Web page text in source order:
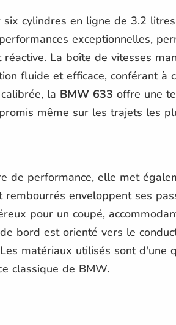
six cylindres en ligne de 3.2
exceptionnelles,
La boîte de vitesses
fluide et efficace, conférant à
la BMW 633 offre une
même sur les trajets les
de performance, elle met
enveloppent ses
pour un coupé,
bord est orienté vers le
matériaux utilisés sont d'une
classique de BMW.